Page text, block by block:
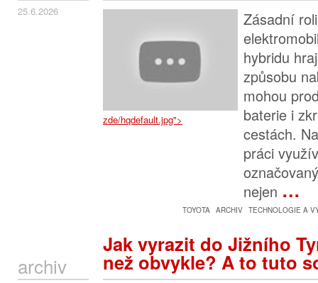
25.6.2026
zde/hqdefault.jpg">
Zásadní
hybridu
způsobu
mohou
baterie i
cestách.
práci
nejen …
TOYOTA ARCHIV TECHNOLOGIE A
Jak vyrazit do Jižního
než obvykle? A to tuto
archiv